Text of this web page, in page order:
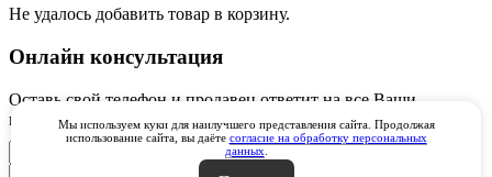
Не удалось добавить товар в корзину.
Мы используем куки для наилучшего представления сайта. Продолжая
использование сайта, вы даёте согласие на обработку персональных
данных
Онлайн консультация
Оставь свой телефон и продавец ответит на все Ваши
вопросы онлайн через видеозвонок через WhatsApp